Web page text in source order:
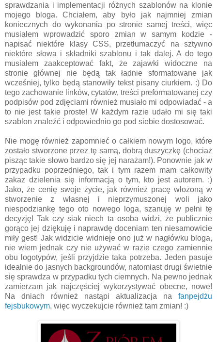
sprawdzania i implementacji różnych szablonów na klonie
mojego bloga. Chciałem, aby było jak najmniej zmian
koniecznych do wykonania po stronie samej treści, więc
musiałem wprowadzić sporo zmian w samym kodzie -
napisać niektóre klasy CSS, przetłumaczyć na sztywno
niektóre słowa i składniki szablonu i tak dalej. A do tego
musiałem zaakceptować fakt, że zajawki widoczne na
stronie głównej nie będą tak ładnie sformatowane jak
wcześniej, tylko będą stanowiły tekst pisany ciurkiem. :) Do
tego zachowanie linków, cytatów, treści preformatowanej czy
podpisów pod zdjęciami również musiało mi odpowiadać - a
to nie jest takie proste! W każdym razie udało mi się taki
szablon znaleźć i odpowiednio go pod siebie dostosować.
Nie mogę również zapomnieć o całkiem nowym logo, które
zostało stworzone przez tę samą, dobrą duszyczkę (chociaż
pisząc takie słowo bardzo się jej narażam!). Ponownie jak w
przypadku poprzedniego, tak i tym razem mam całkowity
zakaz dzielenia się informacją o tym, kto jest autorem. :)
Jako, że cenię swoje życie, jak również pracę włożoną w
stworzenie z własnej i nieprzymuszonej woli jako
niespodziankę tego oto nowego loga, szanuję w pełni tę
decyzję! Tak czy siak niech ta osoba widzi, że publicznie
gorąco jej dziękuję i naprawdę doceniam ten niesamowicie
miły gest! Jak widzicie widnieje ono już w nagłówku bloga,
nie wiem jednak czy nie używać w razie czego zamiennie
obu logotypów, jeśli przyjdzie taka potrzeba. Jeden pasuje
idealnie do jasnych backgroundów, natomiast drugi świetnie
się sprawdza w przypadku tych ciemnych. Na pewno jednak
zamierzam jak najczęściej wykorzystywać obecne, nowe!
Na dniach również nastąpi aktualizacja na fanpejdżu
fejsbukowym, więc wyczekujcie również tam zmian! :)